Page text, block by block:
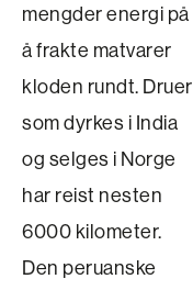
mengder energi på
å frakte matvarer
kloden rundt. Druer
som dyrkes i India
og selges i Norge
har reist nesten
6000 kilometer.
Den peruanske